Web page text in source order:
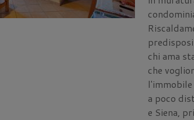
chi ama
che
a poco
e Siena,